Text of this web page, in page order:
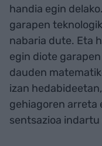
handia egin
garapen
nabaria dute. Eta
egin diote
dauden
izan
gehiagoren arreta
sentsazioa indartu